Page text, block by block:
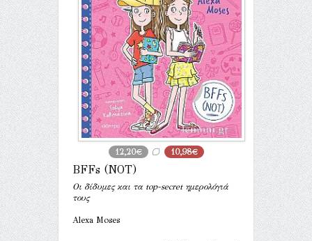
12,20€ 10,98€
BFFs (NOT)
Οι δίδυμες και τα top-secret ημερολόγιά
τους
Alexa Moses